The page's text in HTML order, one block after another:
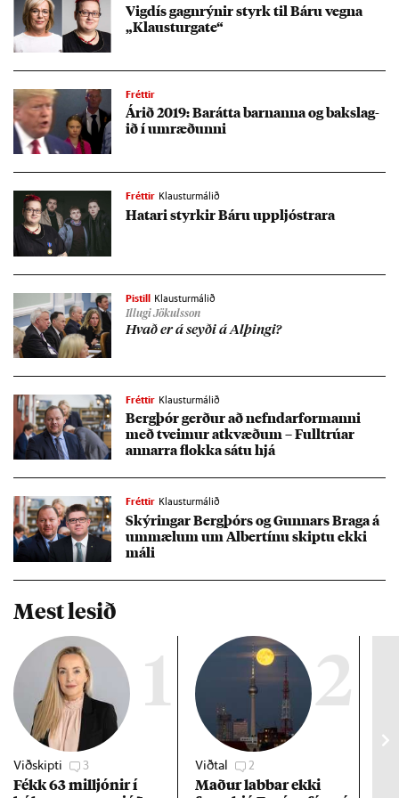
Vig­dís gagn­rýn­ir styrk til Báru vegna
„Klaust­urga­te“
Fréttir
Ár­ið 2019: Bar­átta barn­anna og bak­slag­
ið í um­ræð­unni
Fréttir Klausturmálið
Hat­ari styrk­ir Báru upp­ljóstr­ara
Pistill Klausturmálið
Illugi Jökulsson
Hvað er á seyði á Al­þingi?
Fréttir Klausturmálið
Berg­þór gerð­ur að nefnd­ar­for­manni
með tveim­ur at­kvæð­um – Full­trú­ar
annarra flokka sátu hjá
Fréttir Klausturmálið
Skýr­ing­ar Berg­þórs og Gunn­ars Braga á
um­mæl­um um Al­bertínu skiptu ekki
máli
Mest lesið
1
Viðskipti 3
Fékk 63 millj­ón­ir í
2
Viðtal 2
Mað­ur labb­ar ekki